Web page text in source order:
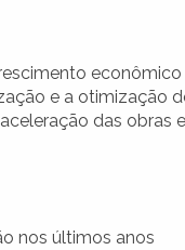
econômico
e a otimização
das obras e
nos últimos anos